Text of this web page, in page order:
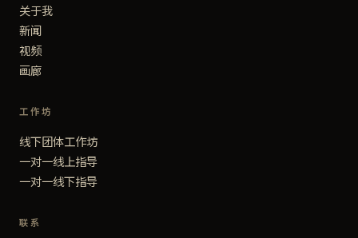
关于我
新闻
视频
画廊
工作坊
线下团体工作坊
一对一线上指导
一对一线下指导
联系